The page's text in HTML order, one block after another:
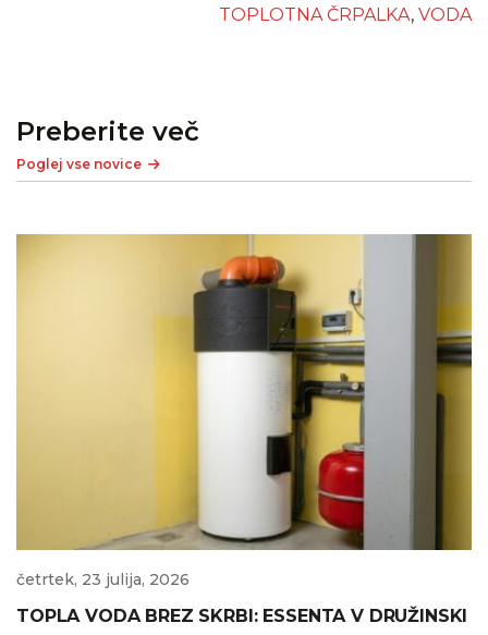
življenjsko dobo, kar je še posebej pomembno pri
TOPLOTNA ČRPALKA, VODA
Preberite več
Poglej vse novice
četrtek, 23 julija, 2026
TOPLA VODA BREZ SKRBI: ESSENTA V DRUŽINSKI